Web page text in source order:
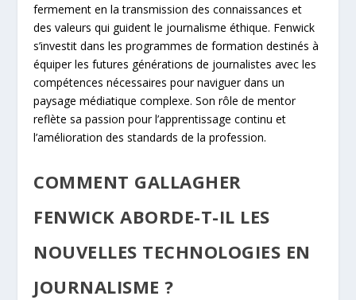
fermement en la transmission des connaissances et
des valeurs qui guident le journalisme éthique. Fenwick
s’investit dans les programmes de formation destinés à
équiper les futures générations de journalistes avec les
compétences nécessaires pour naviguer dans un
paysage médiatique complexe. Son rôle de mentor
reflète sa passion pour l’apprentissage continu et
l’amélioration des standards de la profession.
COMMENT GALLAGHER
FENWICK ABORDE-T-IL LES
NOUVELLES TECHNOLOGIES EN
JOURNALISME ?